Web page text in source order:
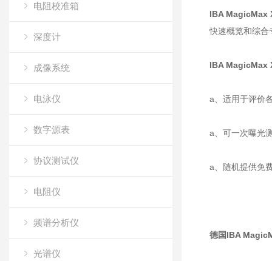
电阻校准箱
深度计
成像系统
电泳仪
数字源表
协议测试仪
电阻仪
频谱分析仪
光谱仪
IBA MagicMax
快速概览和综合
IBA MagicMax
a、适用于评价
a、可一次曝光
a、随机提供免
德国IBA